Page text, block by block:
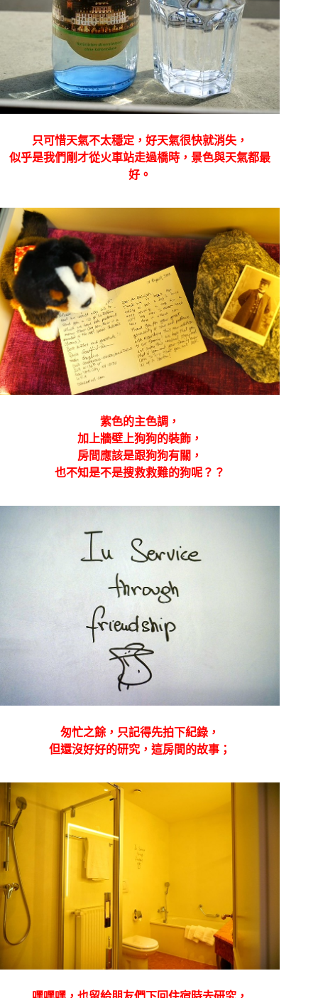
只可惜天氣不太穩定，好天氣很快就消失，
似乎是我們剛才從火車站走過橋時，景色與天氣都最
好。
紫色的主色調，
加上牆壁上狗狗的裝飾，
房間應該是跟狗狗有關，
也不知是不是搜救救難的狗呢？？
匆忙之餘，只記得先拍下紀錄，
但還沒好好的研究，這房間的故事；